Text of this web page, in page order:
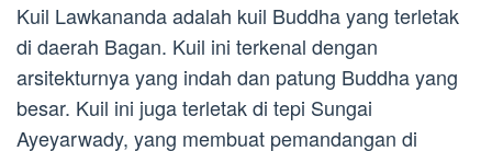
Kuil Lawkananda adalah kuil Buddha yang terletak
di daerah Bagan. Kuil ini terkenal dengan
arsitekturnya yang indah dan patung Buddha yang
besar. Kuil ini juga terletak di tepi Sungai
Ayeyarwady, yang membuat pemandangan di